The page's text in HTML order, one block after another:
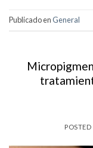
Publicado enGeneral